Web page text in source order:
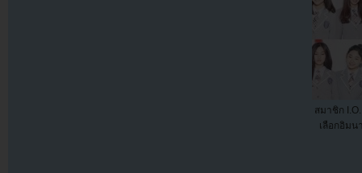
สมาชิก
เลือกอิมน